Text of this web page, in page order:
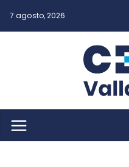
7 agosto, 2026